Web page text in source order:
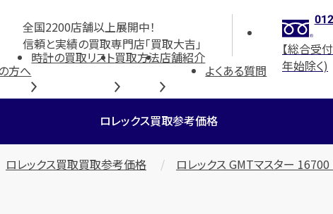
全国2200店舗以上展開中！
信頼と実績の買取専門店「買取大吉」
【総合受
年始除く)
方へ
時計の買取リスト買取方法店舗紹介
よくある質問
ロレックス買取参考価格
ロレックス買取買取参考価格 ロレックス GMTマスター